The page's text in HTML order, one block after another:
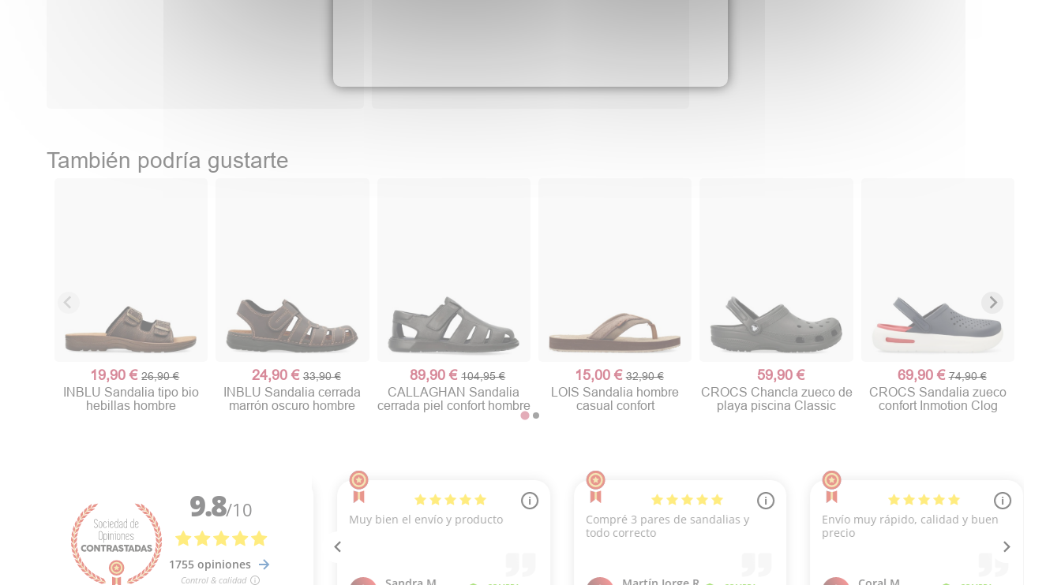
También podría gustarte
19,90 €26,90 €
INBLU Sandalia tipo bio
hebillas hombre
24,90 €33,90 €
INBLU Sandalia cerrada
marrón oscuro hombre
89,90 €104,95 €
CALLAGHAN Sandalia
cerrada piel confort hombre
15,00 €32,90 €
LOIS Sandalia hombre
casual confort
59,90 €
CROCS Chancla zueco de
playa piscina Classic
69,90 €74,90 €
CROCS Sandalia zueco
confort Inmotion Clog